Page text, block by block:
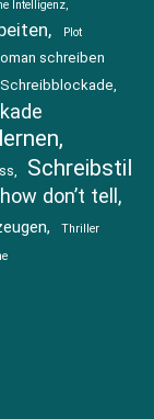
Intelligenz
Plot
schreiben
Schreibblockade
Schreibstil
don’t tell
Thriller